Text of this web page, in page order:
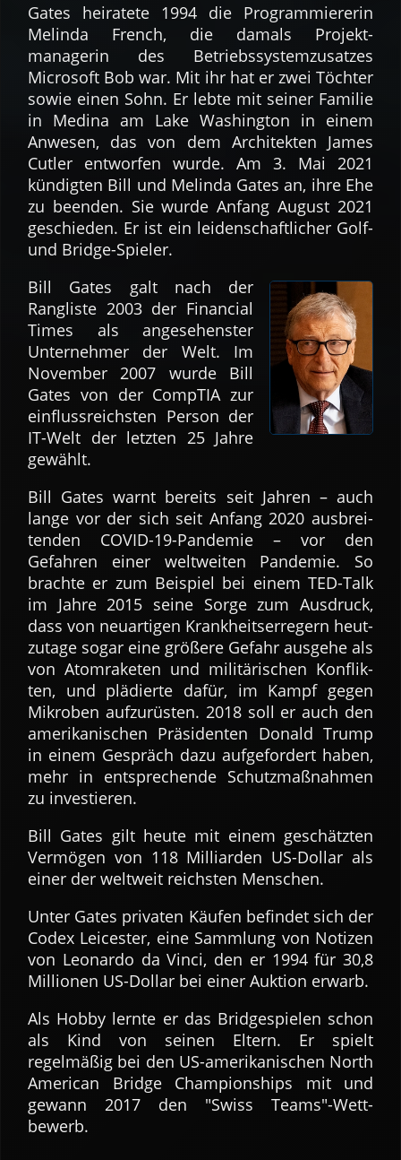
Gates heiratete 1994 die Program­miererin
Melinda French, die damals Projekt­
managerin des Betriebs­system­zusatzes
Microsoft Bob war. Mit ihr hat er zwei Töchter
sowie einen Sohn. Er lebte mit seiner Familie
in Medina am Lake Washington in einem
Anwesen, das von dem Architekten James
Cutler entworfen wurde. Am 3. Mai 2021
kündigten Bill und Melinda Gates an, ihre Ehe
zu beenden. Sie wurde Anfang August 2021
geschieden. Er ist ein leidenschaftlicher Golf-
und Bridge-Spieler.
Bill Gates galt nach der
Rangliste 2003 der Financial
Times als an­ge­sehen­ster
Unter­nehmer der Welt. Im
November 2007 wurde Bill
Gates von der CompTIA zur
ein­fluss­reichsten Person der
IT-Welt der letzten 25 Jahre
gewählt.
Bill Gates warnt bereits seit Jahren – auch
lange vor der sich seit Anfang 2020 aus­brei­
tenden COVID-19-Pandemie – vor den
Gefahren einer welt­weiten Pandemie. So
brachte er zum Beispiel bei einem TED-Talk
im Jahre 2015 seine Sorge zum Ausdruck,
dass von neuartigen Krank­heits­er­regern heut­
zutage sogar eine größere Gefahr ausgehe als
von Atom­raketen und mili­tärischen Kon­flik­
ten, und plä­dierte dafür, im Kampf gegen
Mikroben auf­zu­rüsten. 2018 soll er auch den
ameri­kanischen Präsi­denten Donald Trump
in einem Gespräch dazu auf­gefor­dert haben,
mehr in ent­sprechende Schutz­maß­nahmen
zu investieren.
Bill Gates gilt heute mit einem ge­schätzten
Vermögen von 118 Milliarden US-Dollar als
einer der weltweit reichsten Menschen.
Unter Gates privaten Käufen befindet sich der
Codex Leicester, eine Sammlung von Notizen
von Leonardo da Vinci, den er 1994 für 30,8
Millionen US-Dollar bei einer Auktion erwarb.
Als Hobby lernte er das Bridge­spielen schon
als Kind von seinen Eltern. Er spielt
regelmäßig bei den US-ameri­kanischen North
American Bridge Champion­ships mit und
gewann 2017 den "Swiss Teams"-Wett­
bewerb.